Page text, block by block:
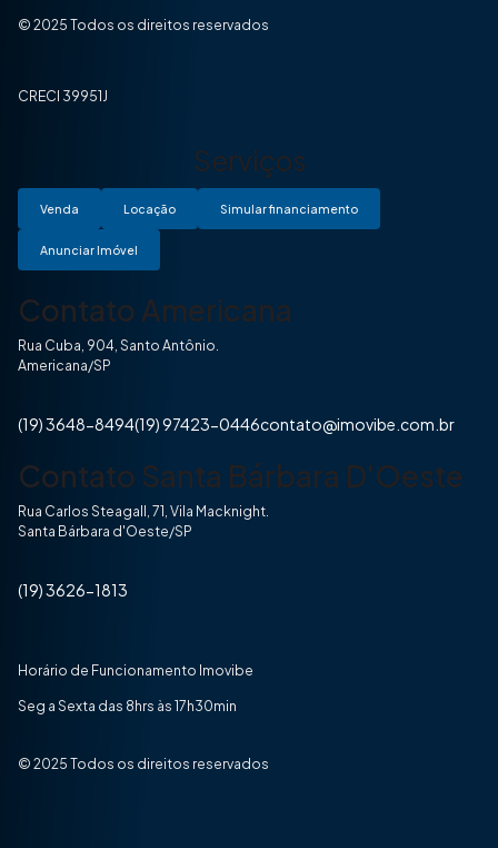
© 2025 Todos os direitos reservados
CRECI 39951J
Serviços
Venda Locação Simular financiamento
Anunciar Imóvel
Contato Americana
Rua Cuba, 904, Santo Antônio.
Americana/SP
(19) 3648-8494(19) 97423-0446contato@imovibe.com.br
Contato Santa Bárbara D'Oeste
Rua Carlos Steagall, 71, Vila Macknight.
Santa Bárbara d'Oeste/SP
(19) 3626-1813
Horário de Funcionamento Imovibe
Seg a Sexta das 8hrs às 17h30min
© 2025 Todos os direitos reservados